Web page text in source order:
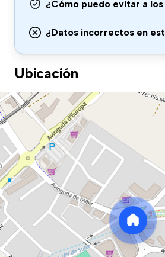
¿Cómo puedo evitar a
¿Datos incorrectos en
Ubicación